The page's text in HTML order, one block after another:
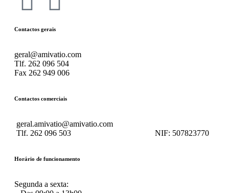
Contactos gerais
geral@amivatio.com
Tlf. 262 096 504
Fax 262 949 006
Contactos comerciais
geral.amivatio@amivatio.com
Tlf. 262 096 503 NIF: 507823770
Horário de funcionamento
Segunda a sexta: